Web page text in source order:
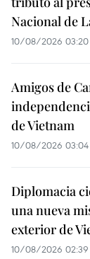
Nacional de
10/08/2026 03:20
Amigos de
de Vietnam
10/08/2026 03:04
Diplomacia
una nueva
exterior de
10/08/2026 02:39